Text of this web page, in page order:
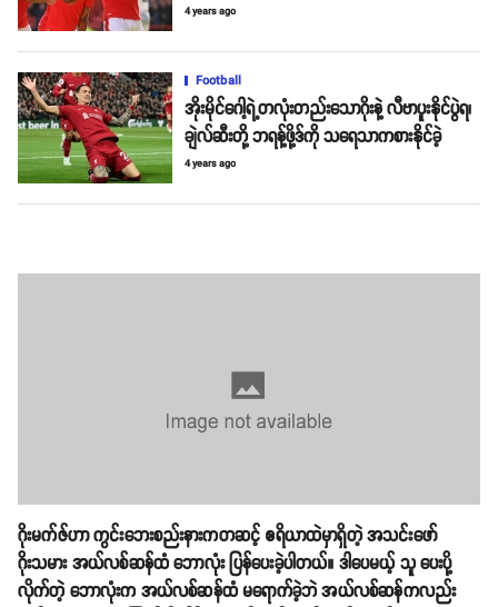
4 years ago
Football
အိုးမိုင်ဂေါ့ရဲ့တလုံးတည်းသောဂိုးနဲ့ လီဗာပူးနိုင်ပွဲရ၊
ချဲလ်ဆီးတို့ ဘရန့်ဖို့ဒ်ကို သရေသာကစားနိုင်ခဲ့
4 years ago
ဂိုးမက်ဇ်ဟာ ကွင်းဘေးစည်းနားကတဆင့် ဧရိယာထဲမှာရှိတဲ့ အသင်းဖော်
ဂိုးသမား အယ်လစ်ဆန်ထံ ဘောလုံး ပြန်ပေးခဲ့ပါတယ်။ ဒါပေမယ့် သူ ပေးပို့
လိုက်တဲ့ ဘောလုံးက အယ်လစ်ဆန်ထံ မရောက်ခဲ့ဘဲ အယ်လစ်ဆန်ကလည်း